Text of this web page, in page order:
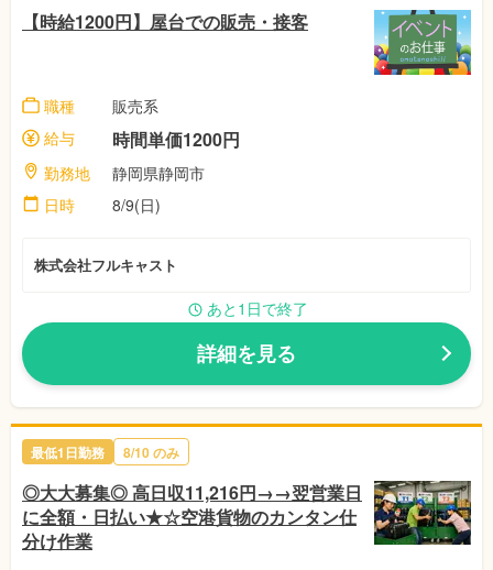
【時給1200円】屋台での販売・接客
職種
販売系
給与
時間単価1200円
勤務地
静岡県静岡市
日時
8/9(日)
株式会社フルキャスト
あと1日で終了
詳細を見る
最低1日勤務 8/10のみ
◎大大募集◎ 高日収11,216円→→翌営業日
に全額・日払い★☆空港貨物のカンタン仕
分け作業